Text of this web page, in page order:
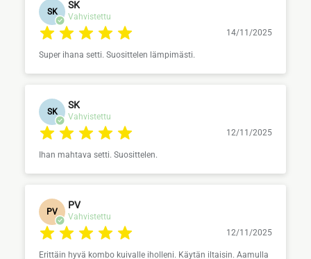
Lisäksi Vito Beautyn toimitus on valonnopeaa ja lähetyksissä
on aina ihania näytteitä. Juurikin näytepussin ansiosta
tutustuin Myo Myosoon.
Kiitos Vito Beauty ja Gernétic.
SK
SK
Vahvistettu
14/11/2025
Super ihana setti. Suosittelen lämpimästi.
SK
SK
Vahvistettu
12/11/2025
Ihan mahtava setti. Suosittelen.
PV
PV
Vahvistettu
12/11/2025
Erittäin hyvä kombo kuivalle iholleni. Käytän iltaisin. Aamulla